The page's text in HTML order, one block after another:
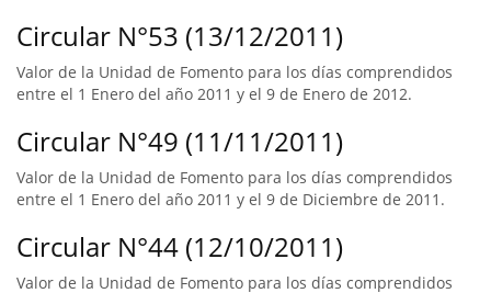
Circular N°53 (13/12/2011)
Valor de la Unidad de Fomento para los días comprendidos
entre el 1 Enero del año 2011 y el 9 de Enero de 2012.
Circular N°49 (11/11/2011)
Valor de la Unidad de Fomento para los días comprendidos
entre el 1 Enero del año 2011 y el 9 de Diciembre de 2011.
Circular N°44 (12/10/2011)
Valor de la Unidad de Fomento para los días comprendidos